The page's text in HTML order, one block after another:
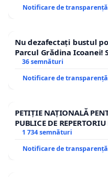
Notificare de transparență
Nu dezafectați bustul
Parcul Grădina
36 semnături
Notificare de transparență
PETIȚIE NAȚIONALĂ
PUBLICE DE
1 734 semnături
Notificare de transparență